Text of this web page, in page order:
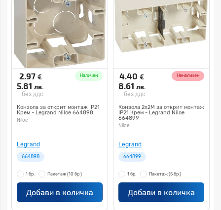
2.97 €
5.81 лв.
без ддс
Наличен
Конзола за открит монтаж IP21
Крем - Legrand Niloe 664898
Niloe
Legrand
664898
1 бр. Пакетаж (10 бр.)
Добави в количка
4.40 €
8.61 лв.
без ддс
Неналичен
Конзола 2x2M за открит монтаж
IP21 Крем - Legrand Niloe
664899
Niloe
Legrand
664899
1 бр. Пакетаж (5 бр.)
Добави в количка